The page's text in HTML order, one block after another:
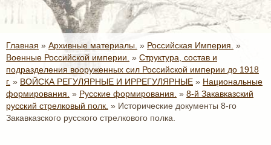
Главная » Архивные материалы. » Российская Империя. »
Военные Российской империи. » Структура, состав и
подразделения вооруженных сил Российской империи до 1918
г. » ВОЙСКА РЕГУЛЯРНЫЕ И ИРРЕГУЛЯРНЫЕ » Национальные
формирования. » Русские формирования. » 8-й Закавказский
русский стрелковый полк. » Исторические документы 8-го
Закавказского русского стрелкового полка.